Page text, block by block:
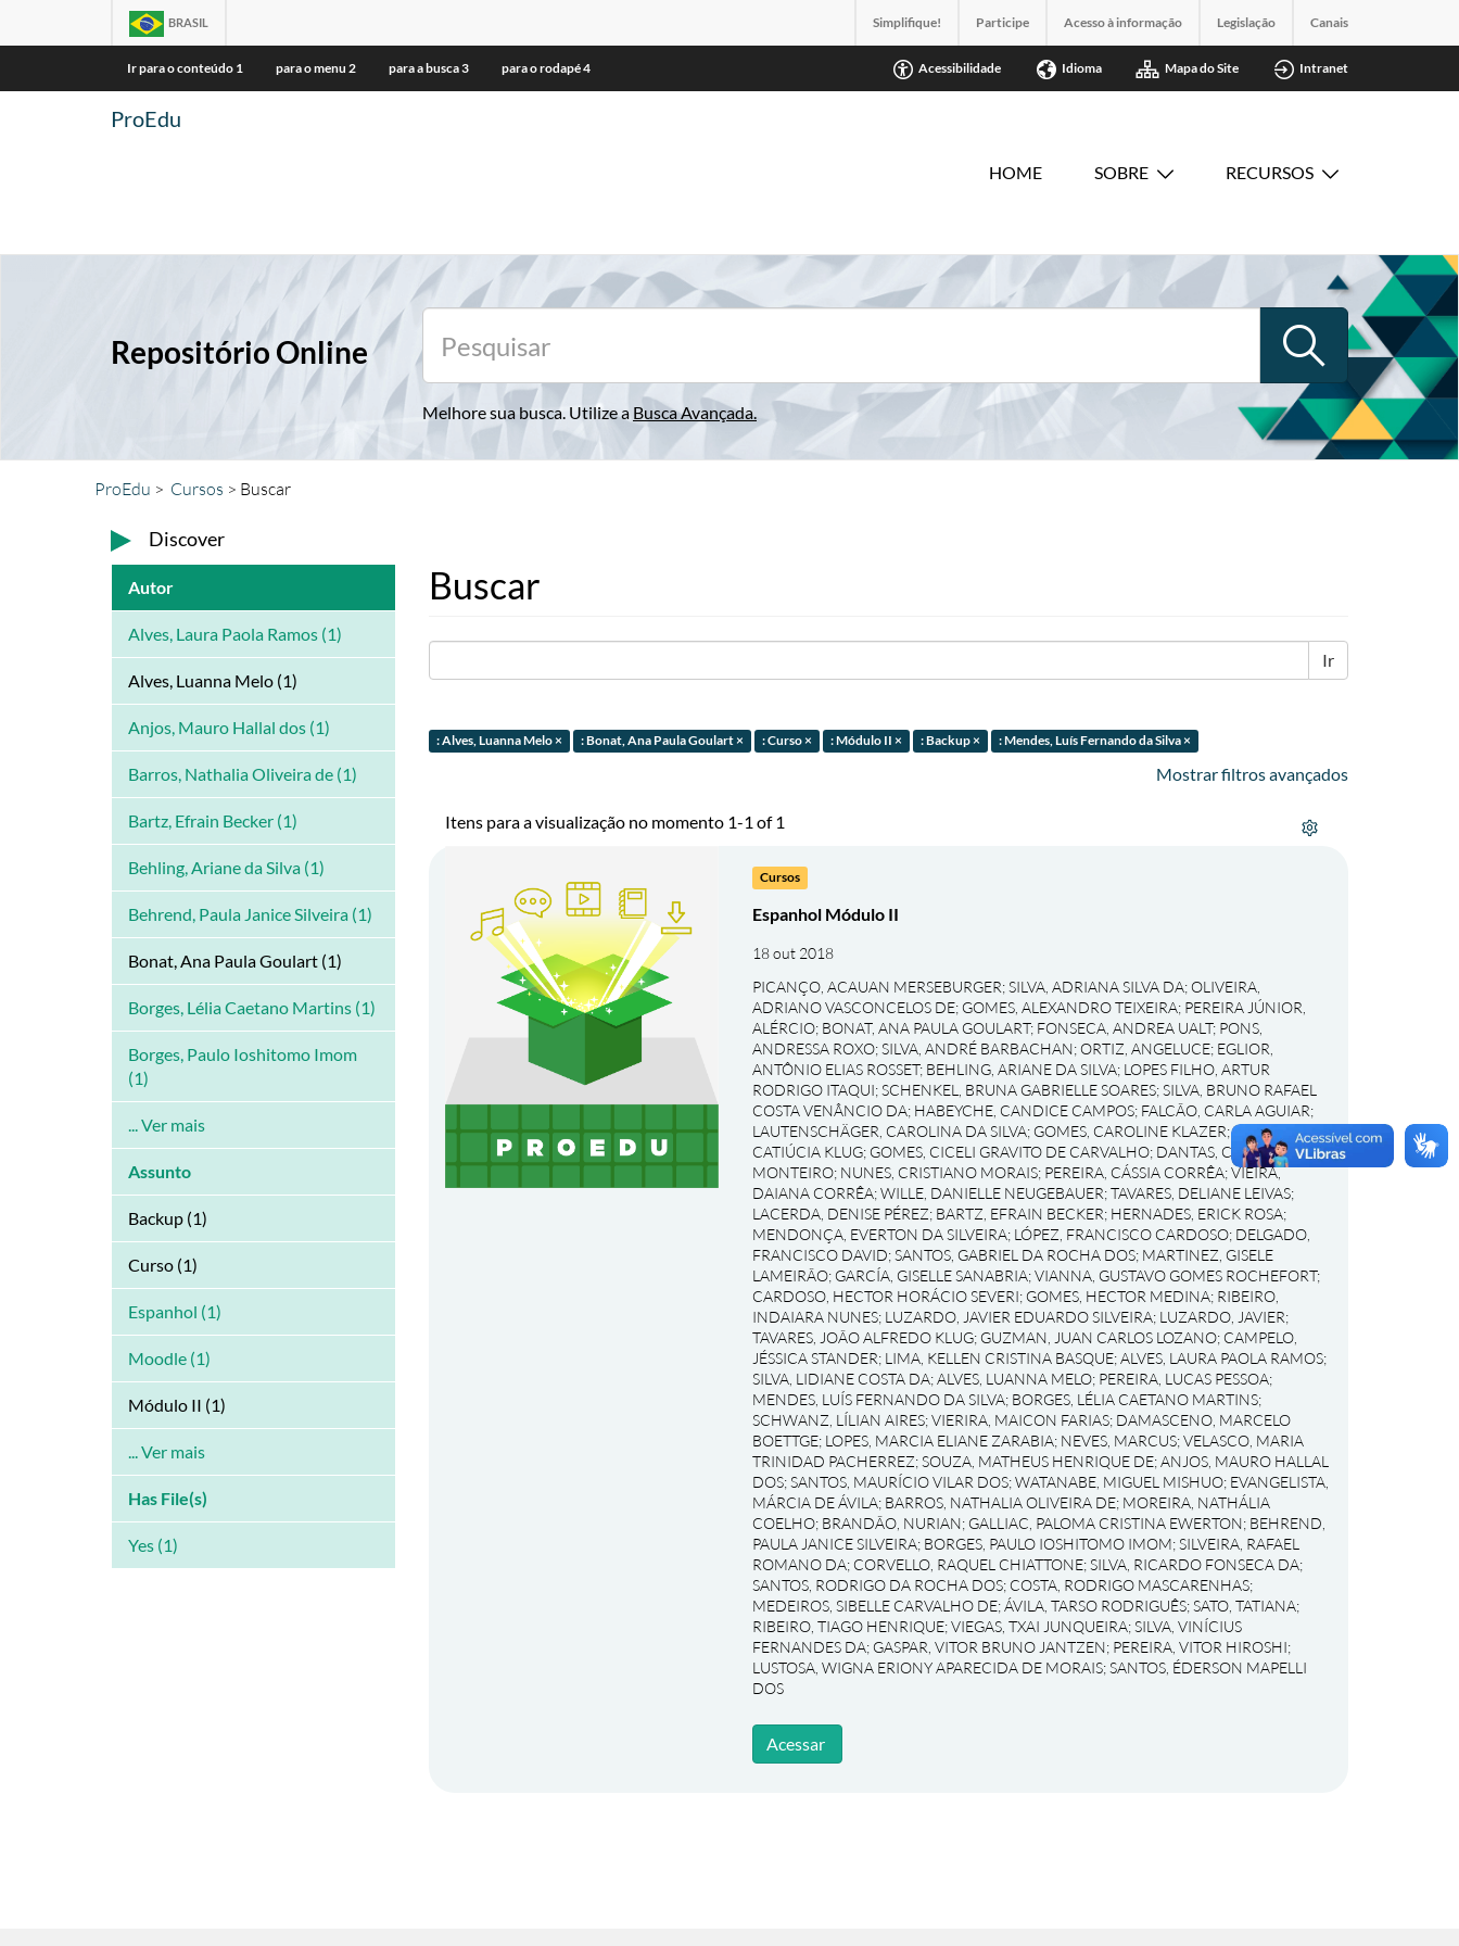
BRASIL Simplifique! Participe Acesso à informação Legislação Canais
Ir para o conteúdo 1 para o menu 2 para a busca3 para o rodapé4 Acessibilidade Idioma Mapa do Site Intranet
ProEdu
HOME SOBRE RECURSOS
Repositório Online
Melhore sua busca. Utilize a Busca Avançada.
ProEdu Cursos Buscar
Discover
Autor
Alves, Laura Paola Ramos (1)
Alves, Luanna Melo (1)
Anjos, Mauro Hallal dos (1)
Barros, Nathalia Oliveira de (1)
Bartz, Efrain Becker (1)
Behling, Ariane da Silva (1)
Behrend, Paula Janice Silveira (1)
Bonat, Ana Paula Goulart (1)
Borges, Lélia Caetano Martins (1)
Borges, Paulo Ioshitomo Imom
(1)
... Ver mais
Assunto
Backup (1)
Curso (1)
Espanhol (1)
Moodle (1)
Módulo II (1)
... Ver mais
Has File(s)
Yes (1)
Buscar
Ir
: Alves, Luanna Melo × : Bonat, Ana Paula Goulart × : Curso × : Módulo II × : Backup × : Mendes, Luís Fernando da Silva ×
Mostrar filtros avançados
Itens para a visualização no momento 1-1 of 1
Cursos
Espanhol Módulo II
18 out 2018
PICANÇO, ACAUAN MERSEBURGER;SILVA, ADRIANA SILVA DA;OLIVEIRA,
ADRIANO VASCONCELOS DE; GOMES, ALEXANDRO TEIXEIRA; PEREIRA JÚNIOR,
ALÉRCIO; BONAT, ANA PAULA GOULART; FONSECA, ANDREA UALT; PONS,
ANDRESSA ROXO;SILVA, ANDRÉ BARBACHAN;ORTIZ, ANGELUCE; EGLIOR,
ANTÔNIO ELIAS ROSSET; BEHLING, ARIANE DA SILVA; LOPES FILHO, ARTUR
RODRIGO ITAQUI;SCHENKEL, BRUNA GABRIELLE SOARES;SILVA, BRUNO RAFAEL
COSTA VENÂNCIO DA; HABEYCHE, CANDICE CAMPOS; FALCÃO, CARLA AGUIAR;
LAUTENSCHÄGER, CAROLINA DA SILVA; GOMES, CAROLINE KLAZER;SCHNEIDER,
CATIÚCIA KLUG; GOMES, CICELI GRAVITO DE CARVALHO; DANTAS, CRISTIANE
MONTEIRO; NUNES, CRISTIANO MORAIS; PEREIRA, CÁSSIA CORRÊA;VIEIRA,
DAIANA CORRÊA;WILLE, DANIELLE NEUGEBAUER;TAVARES, DELIANE LEIVAS;
LACERDA, DENISE PÉREZ; BARTZ, EFRAIN BECKER; HERNADES, ERICK ROSA;
MENDONÇA, EVERTON DA SILVEIRA; LÓPEZ, FRANCISCO CARDOSO; DELGADO,
FRANCISCO DAVID;SANTOS, GABRIEL DA ROCHA DOS; MARTINEZ, GISELE
LAMEIRÃO; GARCÍA, GISELLE SANABRIA;VIANNA, GUSTAVO GOMES ROCHEFORT;
CARDOSO, HECTOR HORÁCIO SEVERI; GOMES, HECTOR MEDINA; RIBEIRO,
INDAIARA NUNES; LUZARDO, JAVIER EDUARDO SILVEIRA; LUZARDO, JAVIER;
TAVARES, JOÃO ALFREDO KLUG; GUZMAN, JUAN CARLOS LOZANO; CAMPELO,
JÉSSICA STANDER; LIMA, KELLEN CRISTINA BASQUE;ALVES, LAURA PAOLA RAMOS;
SILVA, LIDIANE COSTA DA;ALVES, LUANNA MELO; PEREIRA, LUCAS PESSOA;
MENDES, LUÍS FERNANDO DA SILVA; BORGES, LÉLIA CAETANO MARTINS;
SCHWANZ, LÍLIAN AIRES;VIERIRA, MAICON FARIAS; DAMASCENO, MARCELO
BOETTGE; LOPES, MARCIA ELIANE ZARABIA; NEVES, MARCUS;VELASCO, MARIA
TRINIDAD PACHERREZ;SOUZA, MATHEUS HENRIQUE DE;ANJOS, MAURO HALLAL
DOS;SANTOS, MAURÍCIO VILAR DOS;WATANABE, MIGUEL MISHUO; EVANGELISTA,
MÁRCIA DE ÁVILA; BARROS, NATHALIA OLIVEIRA DE; MOREIRA, NATHÁLIA
COELHO; BRANDÃO, NURIAN; GALLIAC, PALOMA CRISTINA EWERTON; BEHREND,
PAULA JANICE SILVEIRA; BORGES, PAULO IOSHITOMO IMOM;SILVEIRA, RAFAEL
ROMANO DA; CORVELLO, RAQUEL CHIATTONE;SILVA, RICARDO FONSECA DA;
SANTOS, RODRIGO DA ROCHA DOS; COSTA, RODRIGO MASCARENHAS;
MEDEIROS, SIBELLE CARVALHO DE;ÁVILA, TARSO RODRIGUÊS;SATO, TATIANA;
RIBEIRO, TIAGO HENRIQUE;VIEGAS, TXAI JUNQUEIRA;SILVA, VINÍCIUS
FERNANDES DA; GASPAR, VITOR BRUNO JANTZEN; PEREIRA, VITOR HIROSHI;
LUSTOSA, WIGNA ERIONY APARECIDA DE MORAIS;SANTOS, ÉDERSON MAPELLI
DOS
Acessar